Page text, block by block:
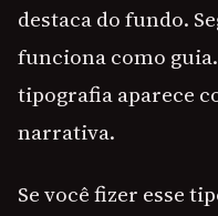
destaca do fundo.
funciona como
tipografia aparece
narrativa.
Se você fizer esse